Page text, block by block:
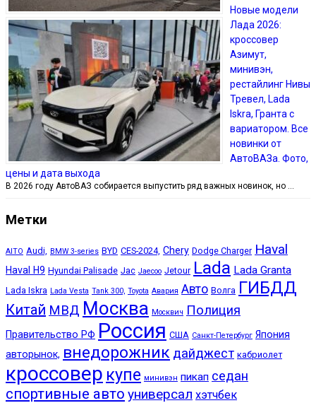
Новые модели
Лада 2026:
кроссовер
Азимут,
минивэн,
рестайлинг Нивы
Тревел, Lada
Iskra, Гранта с
вариатором. Все
новинки от
АвтоВАЗа. Фото,
цены и дата выхода
В 2026 году АвтоВАЗ собирается выпустить ряд важных новинок, но …
Метки
AITO Audi, BMW 3-series BYD CES-2024, Chery Dodge Charger Haval
Haval H9 Hyundai Palisade Jac Jaecoo Jetour Lada Lada Granta
Lada Iskra Lada Vesta Tank 300, Toyota Авария Авто Волга ГИБДД
Китай МВД Москва Москвич Полиция
Правительство РФ Россия США Санкт-Петербург Япония
авторынок, внедорожник дайджест кабриолет
кроссовер купе минивэн пикап седан
спортивные авто универсал хэтчбек